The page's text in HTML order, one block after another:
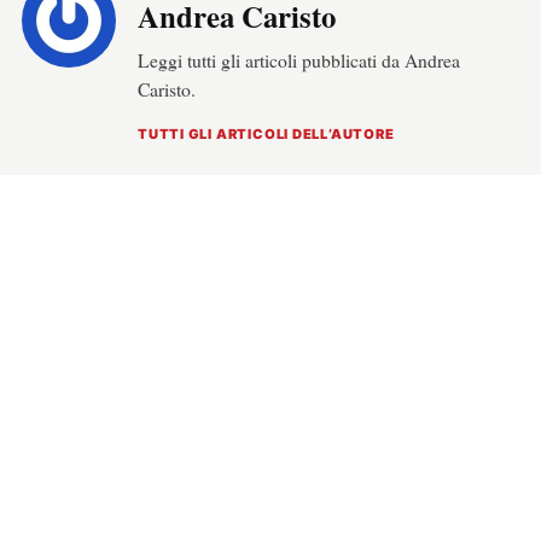
Andrea Caristo
Leggi tutti gli articoli pubblicati da Andrea
Caristo.
TUTTI GLI ARTICOLI DELL’AUTORE